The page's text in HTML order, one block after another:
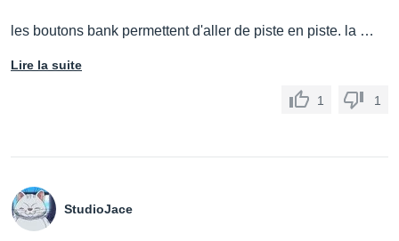
les boutons bank permettent d'aller de piste en piste. la …
Lire la suite
1 1
StudioJace